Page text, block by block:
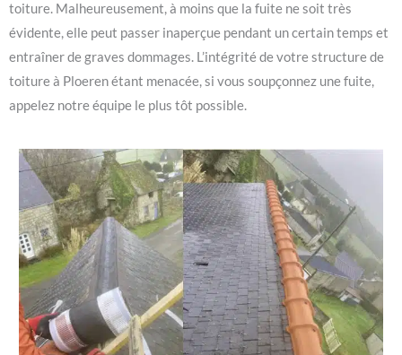
toiture. Malheureusement, à moins que la fuite ne soit très
évidente, elle peut passer inaperçue pendant un certain temps et
entraîner de graves dommages. L’intégrité de votre structure de
toiture à Ploeren étant menacée, si vous soupçonnez une fuite,
appelez notre équipe le plus tôt possible.